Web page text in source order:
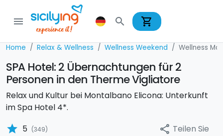
menu search shopping_cart
Home Relax & Wellness Wellness Weekend Wellness
SPA Hotel: 2 Übernachtungen für 2
Personen in den Therme Vigliatore
Relax und Kultur bei Montalbano Elicona: Unterkunft
im Spa Hotel 4*.
star 5 (349) share Teilen Sie